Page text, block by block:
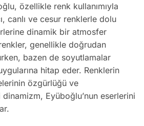
özellikle renk kullanımıyla
canlı ve cesur renklerle dolu
dinamik bir atmosfer
genellikle doğrudan
bazen de soyutlamalar
hitap eder. Renklerin
özgürlüğü ve
Eyüboğlu’nun eserlerini